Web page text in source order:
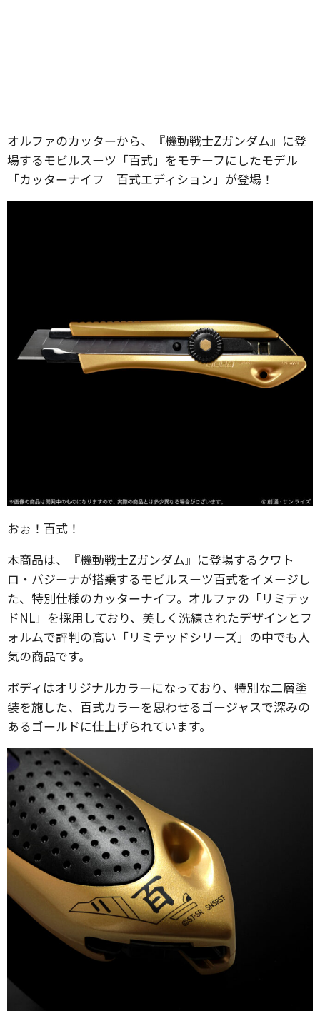
オルファのカッターから、『機動戦士Zガンダム』に登
場するモビルスーツ「百式」をモチーフにしたモデル
「カッターナイフ 百式エディション」が登場！
おぉ！百式！
本商品は、『機動戦士Zガンダム』に登場するクワト
ロ・バジーナが搭乗するモビルスーツ百式をイメージし
た、特別仕様のカッターナイフ。オルファの「リミテッ
ドNL」を採用しており、美しく洗練されたデザインとフ
ォルムで評判の高い「リミテッドシリーズ」の中でも人
気の商品です。
ボディはオリジナルカラーになっており、特別な二層塗
装を施した、百式カラーを思わせるゴージャスで深みの
あるゴールドに仕上げられています。